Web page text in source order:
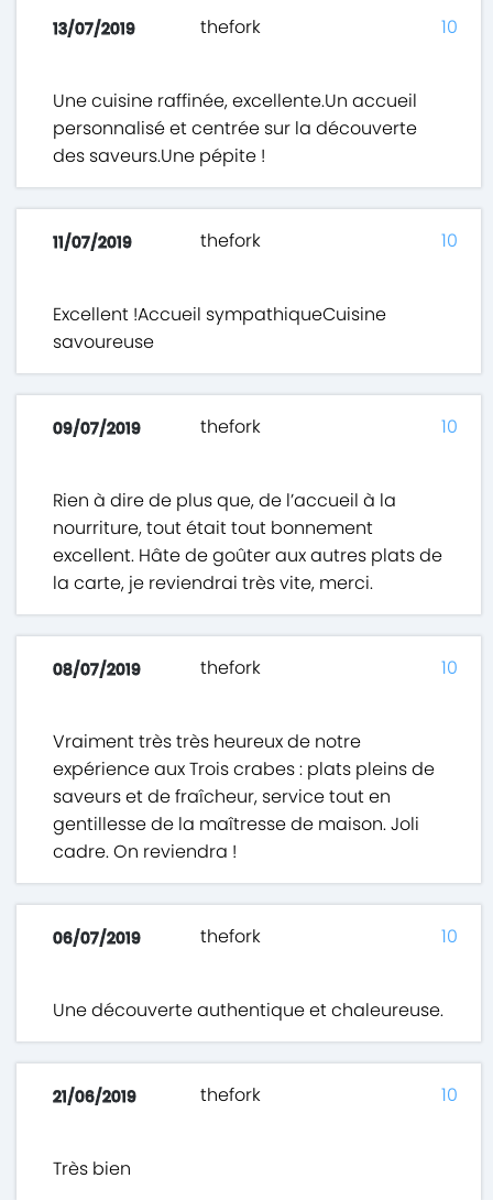
13/07/2019 thefork
Une cuisine raffinée, excellente.Un accueil
personnalisé et centrée sur la découverte
des saveurs.Une pépite !
10
11/07/2019 thefork
Excellent !Accueil sympathiqueCuisine
savoureuse
10
09/07/2019 thefork
Rien à dire de plus que, de l’accueil à la
nourriture, tout était tout bonnement
excellent. Hâte de goûter aux autres plats de
la carte, je reviendrai très vite, merci.
10
08/07/2019 thefork
Vraiment très très heureux de notre
expérience aux Trois crabes : plats pleins de
saveurs et de fraîcheur, service tout en
gentillesse de la maîtresse de maison. Joli
cadre. On reviendra !
10
06/07/2019 thefork
Une découverte authentique et chaleureuse.
10
21/06/2019 thefork
Très bien
10